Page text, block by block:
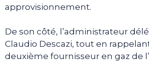
approvisionnement.
De son côté, l’administrateur
Claudio Descazi, tout en
deuxième fournisseur en gaz de